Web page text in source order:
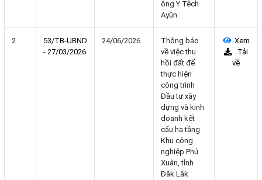
ông Y Têch
Ayŭn
2
53/TB-UBND
- 27/03/2026
24/06/2026
Thông báo
về việc thu
hồi đất để
thực hiện
công trình
Đầu tư xây
dựng và kinh
doanh kết
cấu hạ tầng
Khu công
nghiệp Phú
Xuân, tỉnh
Đắk Lắk
Xem
Tải
về